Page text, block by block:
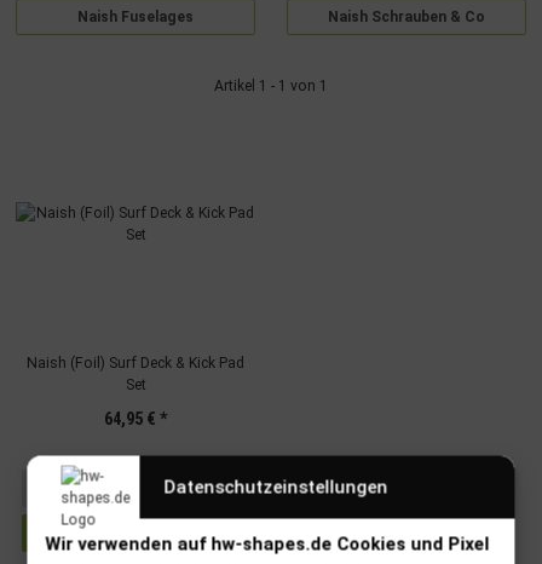
Naish Fuselages Naish Schrauben & Co
Artikel 1 - 1 von 1
Naish (Foil) Surf Deck & Kick Pad
Set
64,95 € *
Datenschutzeinstellungen
Wir verwenden auf hw-shapes.de Cookies und Pixel